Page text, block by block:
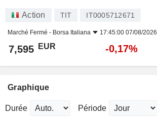
Action TIT IT0005712671
Marché Fermé - Borsa Italiana 17:45:00 07/08/2026
7,595 EUR -0,17%
Graphique
Durée Période